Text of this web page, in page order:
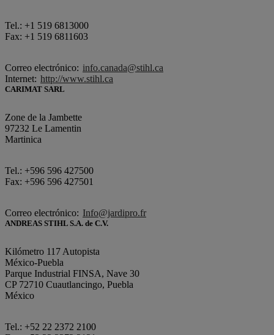
Tel.: +1 519 6813000
Fax: +1 519 6811603
Correo electrónico: info.canada@stihl.ca
Internet: http://www.stihl.ca
CARIMAT SARL
Zone de la Jambette
97232 Le Lamentin
Martinica
Tel.: +596 596 427500
Fax: +596 596 427501
Correo electrónico: Info@jardipro.fr
ANDREAS STIHL S.A. de C.V.
Kilómetro 117 Autopista
México-Puebla
Parque Industrial FINSA, Nave 30
CP 72710 Cuautlancingo, Puebla
México
Tel.: +52 22 2372 2100